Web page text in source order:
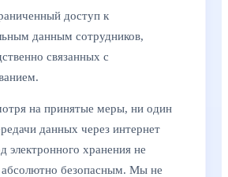
доступ к
данным сотрудников,
связанных с
на принятые меры, ни один
данных через интернет
электронного хранения не
абсолютно безопасным. Мы не